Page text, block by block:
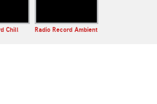
Chill
Radio Record Ambient